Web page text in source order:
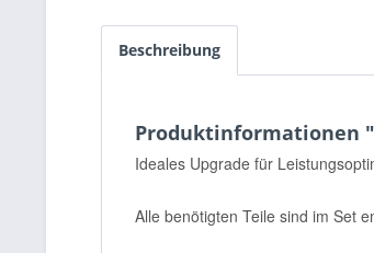
Beschreibung
Produktinformationen
Ideales Upgrade für
Alle benötigten Teile sind im Set